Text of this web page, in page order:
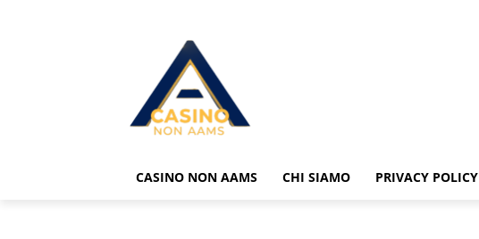
CASINO NON AAMS CHI SIAMO PRIVACY POLICY